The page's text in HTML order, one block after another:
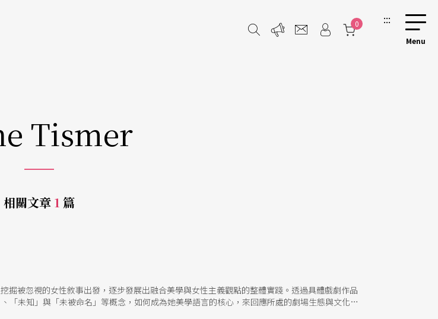
0 :::
Tismer
相關文章 1 篇
掘被忽視的女性敘事出發，逐步發展出融合美學與女性主義觀點的整體實踐。透過具體戲劇作品
「未知」與「未被命名」等概念，如何成為她美學語言的核心，來回應所處的劇場生態與文化脈